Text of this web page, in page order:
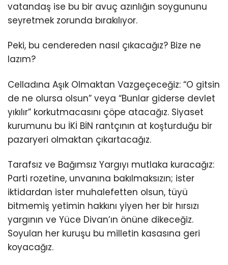
vatandaş ise bu bir avuç azınlığın soygununu
seyretmek zorunda bırakılıyor.
Peki, bu cendereden nasıl çıkacağız? Bize ne
lazım?
Celladına Aşık Olmaktan Vazgeçeceğiz: “O gitsin
de ne olursa olsun” veya “Bunlar giderse devlet
yıkılır” korkutmacasını çöpe atacağız. Siyaset
kurumunu bu İKİ BİN rantçının at koşturduğu bir
pazaryeri olmaktan çıkartacağız.
Tarafsız ve Bağımsız Yargıyı mutlaka kuracağız:
Parti rozetine, unvanına bakılmaksızın; ister
iktidardan ister muhalefetten olsun, tüyü
bitmemiş yetimin hakkını yiyen her bir hırsızı
yargının ve Yüce Divan’ın önüne dikeceğiz.
Soyulan her kuruşu bu milletin kasasına geri
koyacağız.